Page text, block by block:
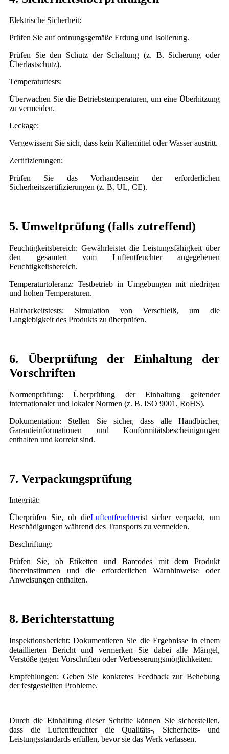
Elektrische Sicherheit:
Prüfen Sie auf ordnungsgemäße Erdung und Isolierung.
Prüfen Sie den Schutz der Schaltung (z. B. Sicherung oder
Überlastschutz).
Temperaturtests:
Überwachen Sie die Betriebstemperaturen, um eine Überhitzung
zu vermeiden.
Leckage:
Vergewissern Sie sich, dass kein Kältemittel oder Wasser austritt.
Zertifizierungen:
Prüfen Sie das Vorhandensein der erforderlichen
Sicherheitszertifizierungen (z. B. UL, CE).
5. Umweltprüfung (falls zutreffend)
Feuchtigkeitsbereich: Gewährleistet die Leistungsfähigkeit über
den gesamten vom Luftentfeuchter angegebenen
Feuchtigkeitsbereich.
Temperaturtoleranz: Testbetrieb in Umgebungen mit niedrigen
und hohen Temperaturen.
Haltbarkeitstests: Simulation von Verschleiß, um die
Langlebigkeit des Produkts zu überprüfen.
6. Überprüfung der Einhaltung der
Vorschriften
Normenprüfung: Überprüfung der Einhaltung geltender
internationaler und lokaler Normen (z. B. ISO 9001, RoHS).
Dokumentation: Stellen Sie sicher, dass alle Handbücher,
Garantieinformationen und Konformitätsbescheinigungen
enthalten und korrekt sind.
7. Verpackungsprüfung
Integrität:
Überprüfen Sie, ob dieLuftentfeuchterist sicher verpackt, um
Beschädigungen während des Transports zu vermeiden.
Beschriftung:
Prüfen Sie, ob Etiketten und Barcodes mit dem Produkt
übereinstimmen und die erforderlichen Warnhinweise oder
Anweisungen enthalten.
8. Berichterstattung
Inspektionsbericht: Dokumentieren Sie die Ergebnisse in einem
detaillierten Bericht und vermerken Sie dabei alle Mängel,
Verstöße gegen Vorschriften oder Verbesserungsmöglichkeiten.
Empfehlungen: Geben Sie konkretes Feedback zur Behebung
der festgestellten Probleme.
Durch die Einhaltung dieser Schritte können Sie sicherstellen,
dass die Luftentfeuchter die Qualitäts-, Sicherheits- und
Leistungsstandards erfüllen, bevor sie das Werk verlassen.